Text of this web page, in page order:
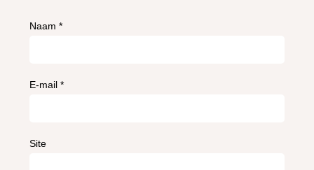
Naam*
E-mail*
Site